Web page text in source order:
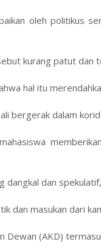
oleh politikus
kurang patut dan
hal itu
bergerak dalam
dangkal dan
dan masukan dari
Dewan (AKD)